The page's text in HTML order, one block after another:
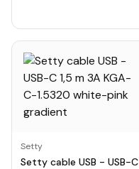
Setty
Setty cable USB - USB-C